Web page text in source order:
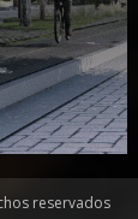
reservados